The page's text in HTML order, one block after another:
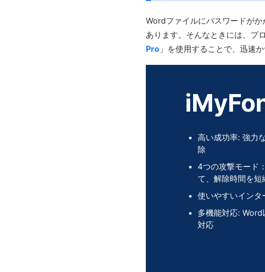
Wordファイルにパスワードが
あります。そんなときには、プ
Pro」を使用することで、迅速
高い成功率: 強力
除
4つの攻撃モード
て、解除時間を短
使いやすいイン
多機能対応: Word
対応